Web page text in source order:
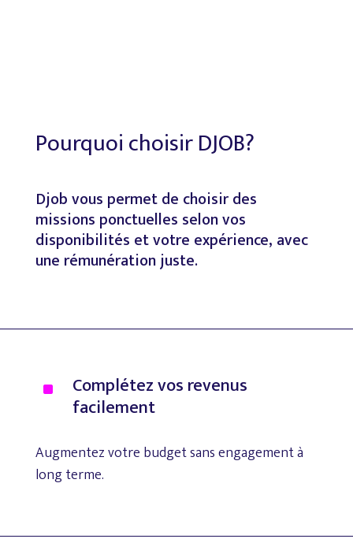
PourquoichoisirDJOB?
Djobvous permetde choisirdes
missions ponctuelles selonvos
disponibilités etvotre expérience, avec
une rémunérationjuste.
^ Complétezvosrevenus
facilement
Augmentezvotre budgetsansengagementà
longterme.